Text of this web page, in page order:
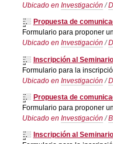
Ubicado en Investigación /
Propuesta de
Formulario para proponer
Ubicado en Investigación /
Inscripción al
Formulario para la
Ubicado en Investigación /
Propuesta de
Formulario para proponer
Ubicado en Investigación /
Inscripción al